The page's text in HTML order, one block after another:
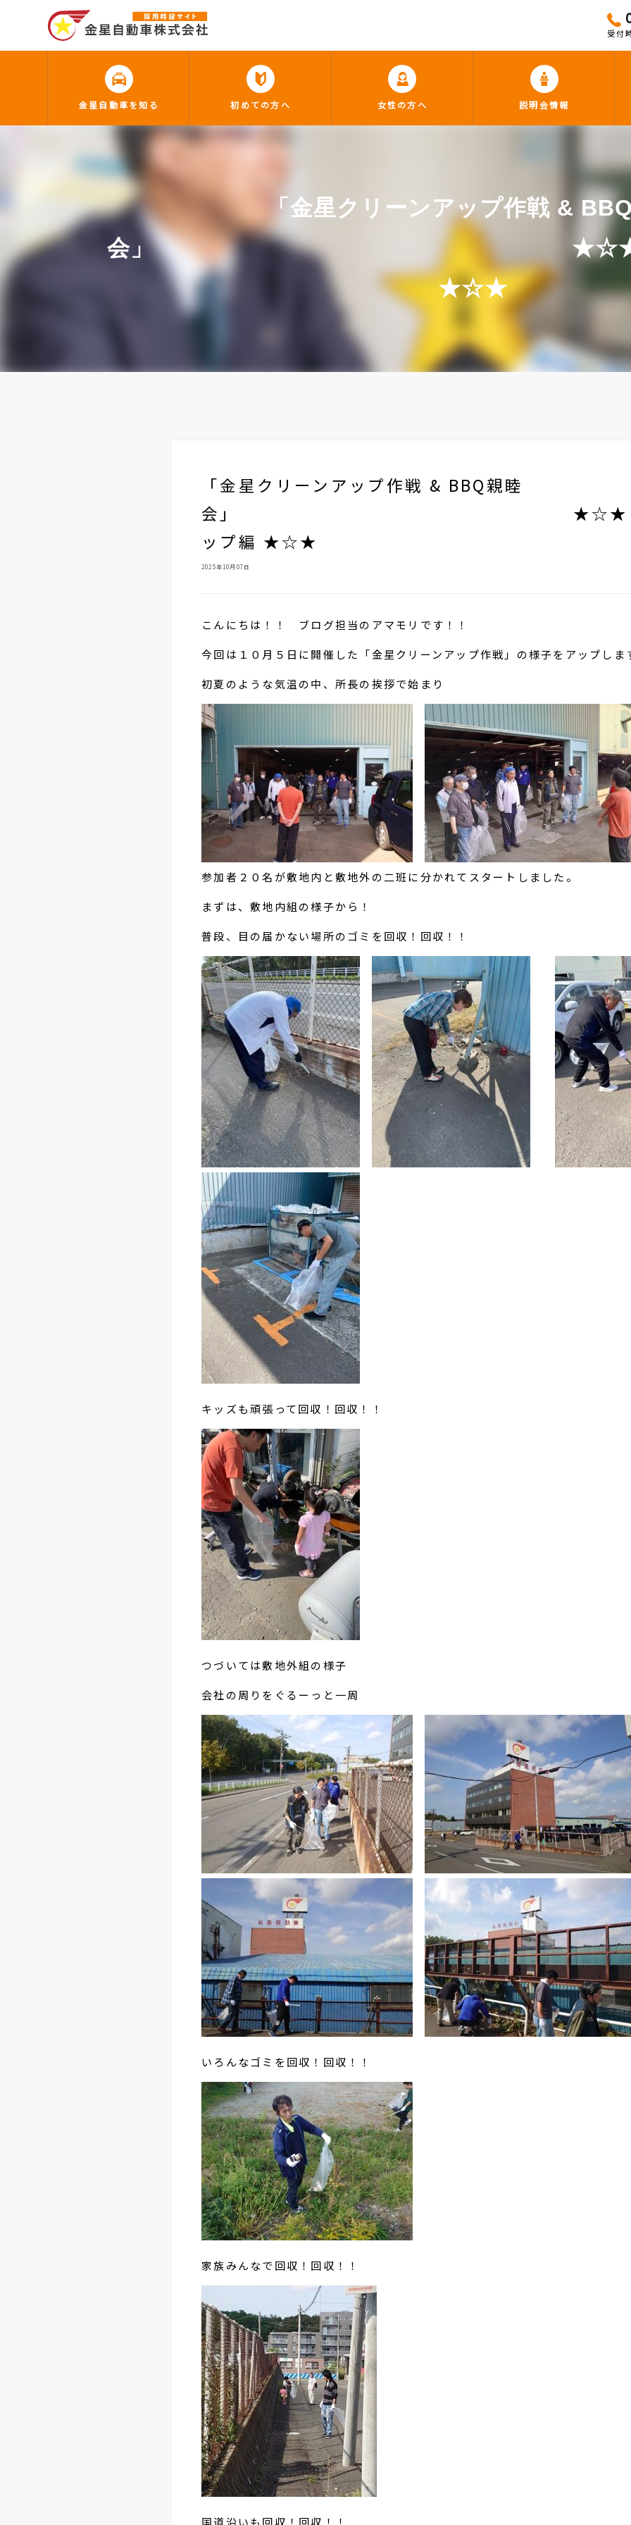
受付
金星自動車を知る 初めての方へ 女性の方へ 説明会情報
「金星クリーンアップ作戦 &
会」 ★☆★ クリーン
★☆★
「金星クリーンアップ作戦 & BBQ親睦
会」 ★☆★ クリー
ップ編 ★☆★
2025年10月07日
こんにちは！！ ブログ担当のアマモリです！！
今回は１０月５日に開催した「金星クリーンアップ作戦」の様子をアップしま
初夏のような気温の中、所長の挨拶で始まり
参加者２０名が敷地内と敷地外の二班に分かれてスタートしました。
まずは、敷地内組の様子から！
普段、目の届かない場所のゴミを回収！回収！！
キッズも頑張って回収！回収！！
つづいては敷地外組の様子
会社の周りをぐるーっと一周
いろんなゴミを回収！回収！！
家族みんなで回収！回収！！
国道沿いも回収！回収！！